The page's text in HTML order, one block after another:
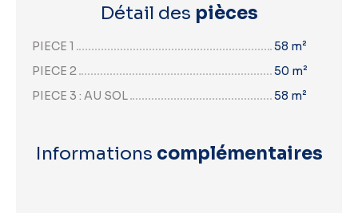
Détail des pièces
PIECE 1
58 m²
PIECE 2
50 m²
PIECE 3 : AU SOL
58 m²
Informations complémentaires